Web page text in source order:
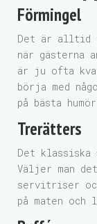
Förmingel
Det är alltid
när
är ju ofta
börja med
på bästa
Trerätters
Det klassiska
Väljer man
servitriser
på maten